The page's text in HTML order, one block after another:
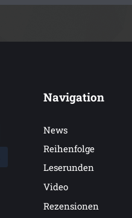
Navigation
News
Reihenfolge
Leserunden
Video
Rezensionen